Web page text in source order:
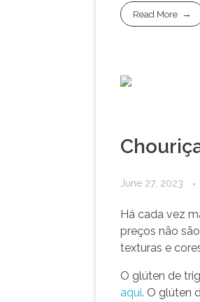
Read More
June 27, 2023
Há cada vez
preços não
texturas e
O glúten de
aqui. O glúten